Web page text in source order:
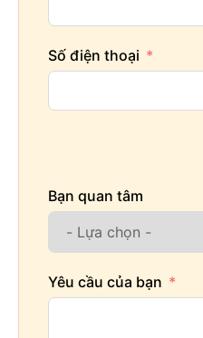
Số điện thoại
Bạn quan tâm
Yêu cầu của bạn